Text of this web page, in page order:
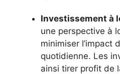
Investissement à
une perspective à
minimiser l’impact
quotidienne. Les
ainsi tirer profit de